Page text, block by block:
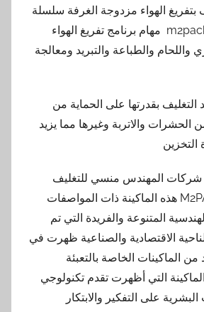
بتفريغ الهواء مزدوجة الغرفة سلسلة
موديل m2pack.com 603 مهام برنامج تفريغ الهواء
واللحام والطباعة والتبريد ومعالجة
التغليف بقدرتها على الحماية من
الحشرات والاتربة وغيرها مما يزيد
المهندس منسي للتغليف
الحديث M2PACK.COM هذه الماكينة ذات المواصفات
المتنوعة والفريدة التي تم
الاقتصادية والصناعية ظهرت في
من الماكينات الخاصة بالتعبئة
التي أظهرت تقدم تكنولوجي
على التفكير والابتكار